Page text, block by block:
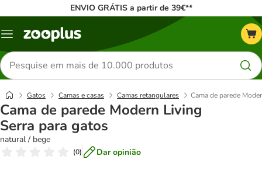
ENVIO GRÁTIS a partir de 39€**
Menu
Pesquisar
produtos
Gatos Camas e casas Camas retangulares Cama de parede
Cama de parede Modern Living
Serra para gatos
natural / bege
(0) Dar opinião